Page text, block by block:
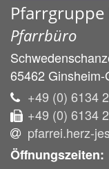
Pfarrbüro
65462 Ginsheim-
+49 (0) 6134
+49 (0) 6134
pfarrei.herz-
Öffnungszeiten: